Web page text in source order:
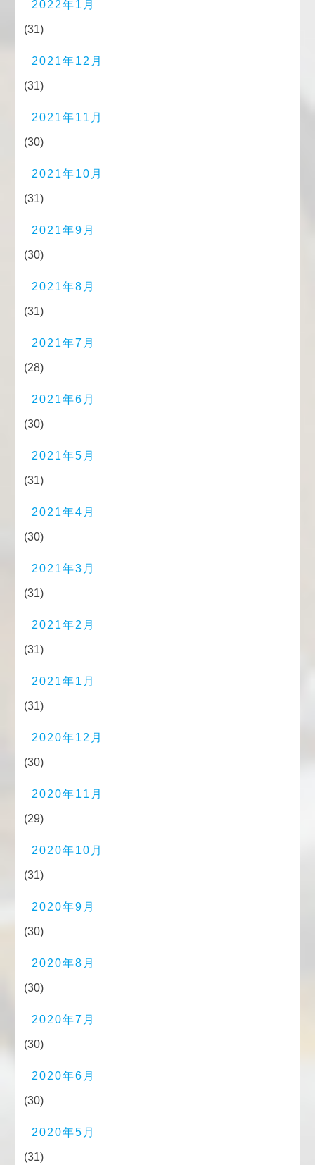
2022年1月
(31)
2021年12月
(31)
2021年11月
(30)
2021年10月
(31)
2021年9月
(30)
2021年8月
(31)
2021年7月
(28)
2021年6月
(30)
2021年5月
(31)
2021年4月
(30)
2021年3月
(31)
2021年2月
(31)
2021年1月
(31)
2020年12月
(30)
2020年11月
(29)
2020年10月
(31)
2020年9月
(30)
2020年8月
(30)
2020年7月
(30)
2020年6月
(30)
2020年5月
(31)